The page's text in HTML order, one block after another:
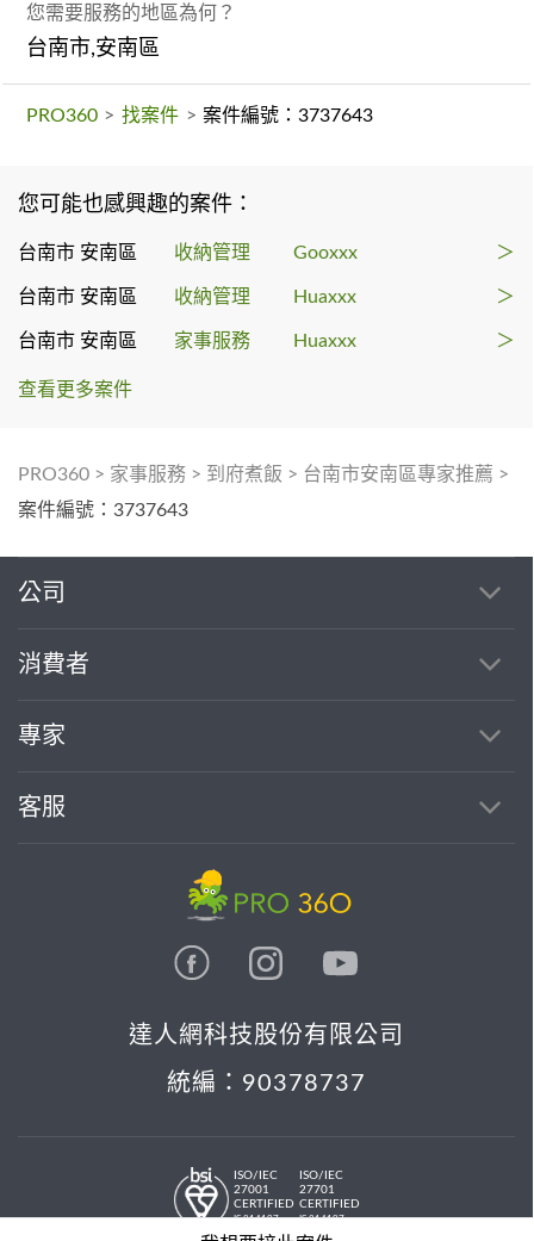
您需要服務的地區為何？
台南市,安南區
PRO360 > 找案件 > 案件編號：3737643
您可能也感興趣的案件：
台南市 安南區 收納管理 Gooxxx ＞
台南市 安南區 收納管理 Huaxxx ＞
台南市 安南區 家事服務 Huaxxx ＞
查看更多案件
PRO360 > 家事服務 > 到府煮飯 > 台南市安南區專家推薦 >
案件編號：3737643
公司
消費者
專家
客服
達人網科技股份有限公司
統編：90378737
ISO/IEC
27001
CERTIFIED
IS 814197
ISO/IEC
27701
CERTIFIED
IS 814197